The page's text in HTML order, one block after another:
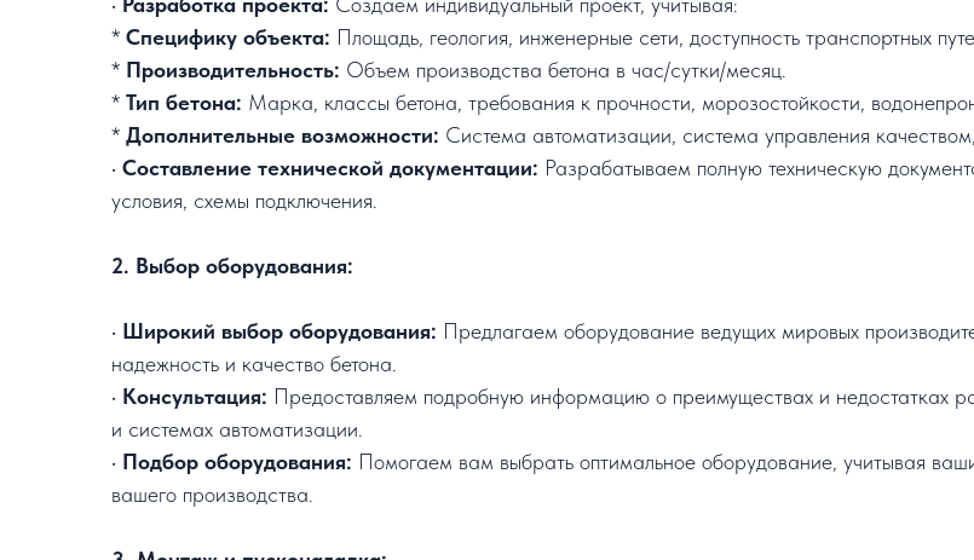
* Специфику объекта: Площадь, геология, инженерные сети, доступность транспортных
* Производительность: Объем производства бетона в час/сутки/месяц.
* Тип бетона: Марка, классы бетона, требования к прочности, морозостойкости,
* Дополнительные возможности: Система автоматизации, система управления
• Составление технической документации: Разрабатываем полную техническую
условия, схемы подключения.
2. Выбор оборудования:
• Широкий выбор оборудования: Предлагаем оборудование ведущих мировых
надежность и качество бетона.
• Консультация: Предоставляем подробную информацию о преимуществах и недостатках
и системах автоматизации.
• Подбор оборудования: Помогаем вам выбрать оптимальное оборудование, учитывая
вашего производства.